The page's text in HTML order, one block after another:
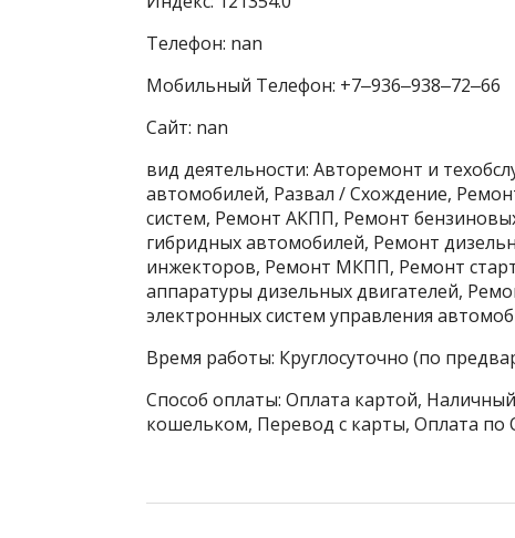
Телефон: nan
Мобильный Телефон: +7‒936‒938‒72‒66
Сайт: nan
вид деятельности: Авторемонт и
автомобилей, Развал / Схождение,
систем, Ремонт АКПП, Ремонт
гибридных автомобилей, Ремонт
инжекторов, Ремонт МКПП, Ремонт
аппаратуры дизельных двигателей,
электронных систем управления
Время работы: Круглосуточно (по
Способ оплаты: Оплата картой,
кошельком, Перевод с карты, Оплата по